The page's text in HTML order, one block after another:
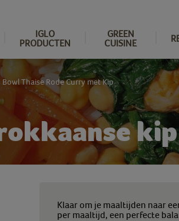
IGLO
PRODUCTEN
GREEN
CUISINE
kip
Thaise Rode Curry met Kip
Klaar om je maaltijden naar
per maaltijd, een perfecte